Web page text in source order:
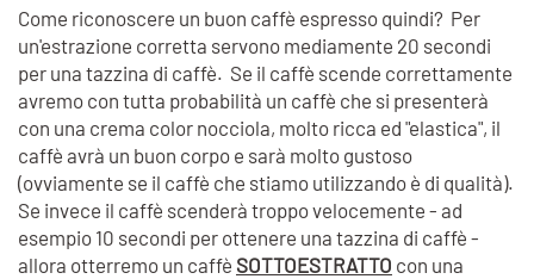
Come riconoscere un buon caffè espresso quindi? Per
un'estrazione corretta servono mediamente 20 secondi
per una tazzina di caffè. Se il caffè scende correttamente
avremo con tutta probabilità un caffè che si presenterà
con una crema color nocciola, molto ricca ed "elastica", il
caffè avrà un buon corpo e sarà molto gustoso
(ovviamente se il caffè che stiamo utilizzando è di qualità).
Se invece il caffè scenderà troppo velocemente - ad
esempio 10 secondi per ottenere una tazzina di caffè -
allora otterremo un caffè SOTTOESTRATTO con una